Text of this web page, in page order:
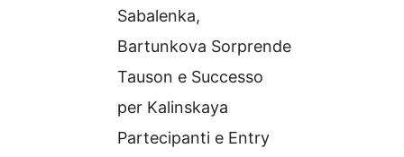
Sabalenka,
Bartunkova Sorprende
Tauson e Successo
per Kalinskaya
Partecipanti e Entry